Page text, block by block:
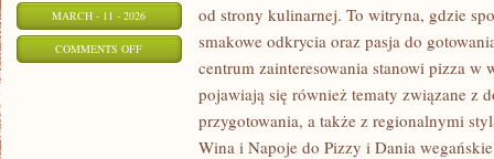
MARCH - 11 - 2026
COMMENTS OFFON
od strony kulinarnej. To witryna, gdzie
smakowe odkrycia oraz pasja do
centrum zainteresowania stanowi pizza w
pojawiają się również tematy związane z
przygotowania, a także z regionalnymi
Wina i Napoje do Pizzy i Dania